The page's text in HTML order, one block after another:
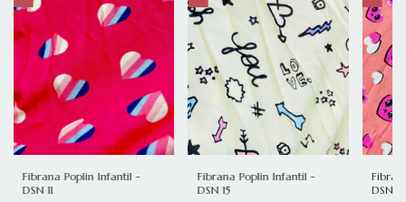
Fibrana Poplin Infantil -
DSN 11
Fibrana Poplin Infantil -
DSN 15
DSN 12